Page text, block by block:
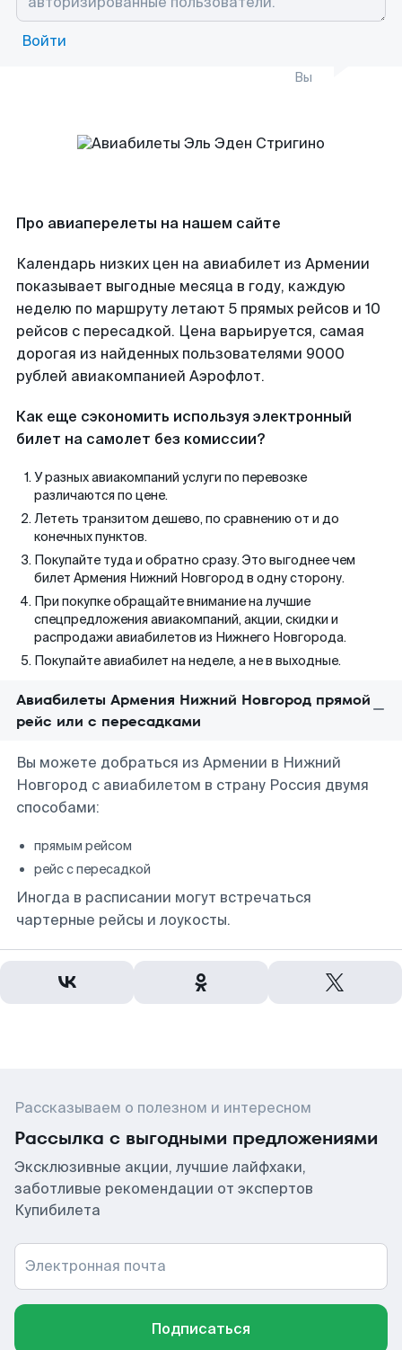
Войти
Вы
Про авиаперелеты на нашем сайте
Календарь низких цен на авиабилет из Армении
показывает выгодные месяца в году, каждую
неделю по маршруту летают 5 прямых рейсов и 10
рейсов с пересадкой. Цена варьируется, самая
дорогая из найденных пользователями 9000
рублей авиакомпанией Аэрофлот.
Как еще сэкономить используя электронный
билет на самолет без комиссии?
У разных авиакомпаний услуги по перевозке
различаются по цене.
Лететь транзитом дешево, по сравнению от и до
конечных пунктов.
Покупайте туда и обратно сразу. Это выгоднее чем
билет Армения Нижний Новгород в одну сторону.
При покупке обращайте внимание на лучшие
спецпредложения авиакомпаний, акции, скидки и
распродажи авиабилетов из Нижнего Новгорода.
Покупайте авиабилет на неделе, а не в выходные.
Авиабилеты Армения Нижний Новгород прямой
рейс или с пересадками
Вы можете добраться из Армении в Нижний
Новгород с авиабилетом в страну Россия двумя
способами:
прямым рейсом
рейс с пересадкой
Иногда в расписании могут встречаться
чартерные рейсы и лоукосты.
Рассказываем о полезном и интересном
Рассылка с выгодными предложениями
Эксклюзивные акции, лучшие лайфхаки,
заботливые рекомендации от экспертов
Купибилета
Электронная почта
Подписаться